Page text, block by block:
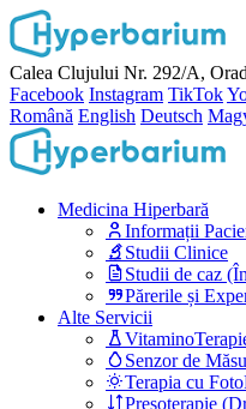
Calea Clujului Nr. 292/A,
Facebook Instagram TikTok
Română English Deutsch
Medicina Hiperbară
Informații
Studii Clinice
Studii de caz
Părerile și
Alte Servicii
Senzor de
Terapia cu
Presoterapie